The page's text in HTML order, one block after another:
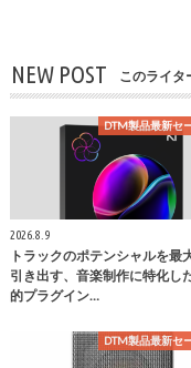
NEW POST このライタ
DTM製品最新セ
2026.8.9
トラックのポテンシャルを最
引き出す、音楽制作に特化し
的プラグイン…
DTM製品最新セ